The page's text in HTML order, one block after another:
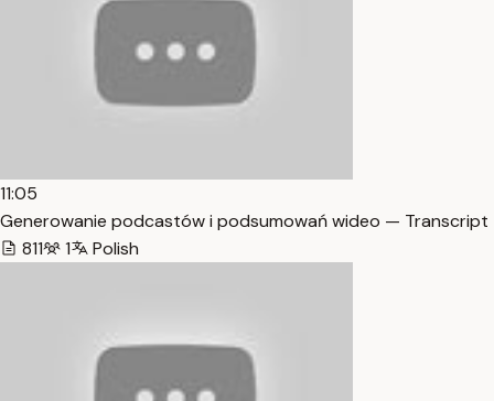
11:05
Generowanie podcastów i podsumowań wideo — Transcript
811
1 Polish